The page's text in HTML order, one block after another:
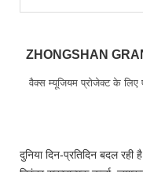
ZHONGSHAN
वैक्स म्यूजियम प्रोजेक्ट के लिए
दुनिया दिन-प्रतिदिन बदल रही